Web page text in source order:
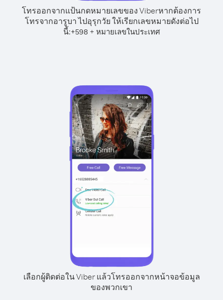
โทรออกจากแป้นกดหมายเลขของ Viberหากต้องการ
โทรจากอารูบา ไปอุรุกวัย ให้เรียกเลขหมายดังต่อไป
นี้:+598 + หมายเลขในประเทศ
เลือกผู้ติดต่อใน Viber แล้วโทรออกจากหน้าจอข้อมูล
ของพวกเขา